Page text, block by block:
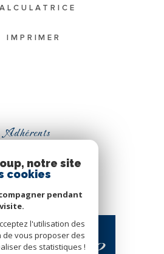
IMPRIMER
Adhérents
notre site
cookies
pendant
l'utilisation des
de vous proposer des
des statistiques !